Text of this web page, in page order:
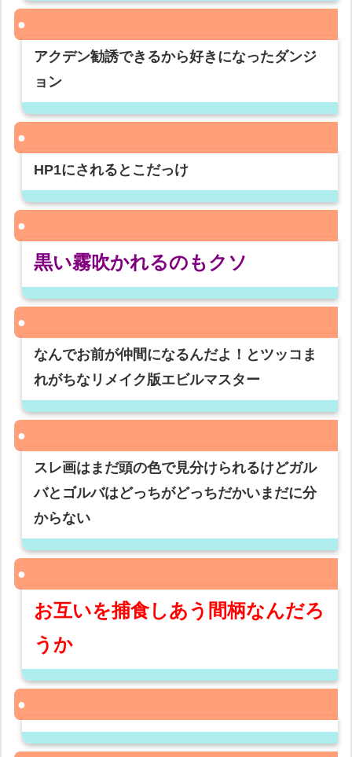
アクデン勧誘できるから好きになったダンジ
ョン
HP1にされるとこだっけ
黒い霧吹かれるのもクソ
なんでお前が仲間になるんだよ！とツッコま
れがちなリメイク版エビルマスター
スレ画はまだ頭の色で見分けられるけどガル
バとゴルバはどっちがどっちだかいまだに分
からない
お互いを捕食しあう間柄なんだろ
うか